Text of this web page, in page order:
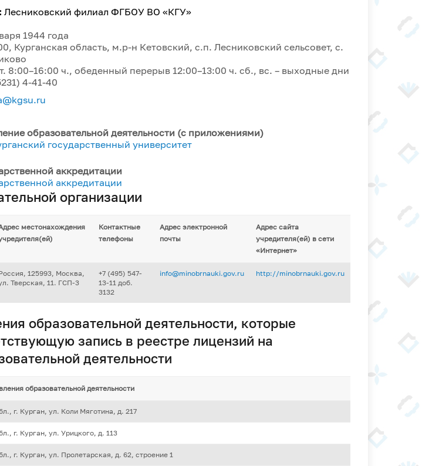
Лесниковский филиал ФГБОУ ВО «КГУ»
1944 года
Курганская область, м.р-н Кетовский, с.п. Лесниковский сельсовет, с.
8:00–16:00 ч., обеденный перерыв 12:00–13:00 ч. сб., вс. – выходные дни
4-41-40
образовательной деятельности (с приложениями)
государственный университет
аккредитации
аккредитации
организации
местонахождения
Контактные
телефоны
Адрес электронной
почты
Адрес сайта
учредителя(ей) в сети
«Интернет»
125993, Москва,
Тверская, 11. ГСП-3
+7 (495) 547-
13-11 доб.
3132
info@minobrnauki.gov.ru http://minobrnauki.gov.ru
образовательной деятельности, которые
запись в реестре лицензий на
деятельности
образовательной деятельности
г. Курган, ул. Коли Мяготина, д. 217
г. Курган, ул. Урицкого, д. 113
г. Курган, ул. Пролетарская, д. 62, строение 1